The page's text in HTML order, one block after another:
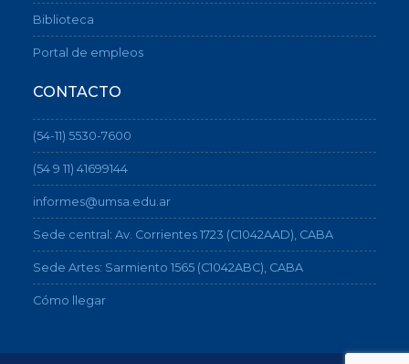
Biblioteca
Portal de empleos
CONTACTO
(54-11) 5530-7600
(54 9 11) 41699144
informes@umsa.edu.ar
Sede central: Av. Corrientes 1723 (C1042AAD), CABA
Sede Artes: Sarmiento 1565 (C1042ABC), CABA
Cómo llegar